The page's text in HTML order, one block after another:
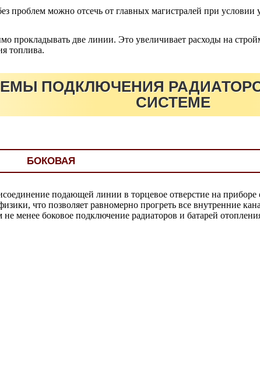
проблем можно отсечь от главных магистралей при условии
прокладывать две линии. Это увеличивает расходы на
топлива.
ПОДКЛЮЧЕНИЯ
СИСТЕМЕ
БОКОВАЯ
подающей линии в торцевое отверстие на
что позволяет равномерно прогреть все внутренние
менее боковое подключение радиаторов и батарей